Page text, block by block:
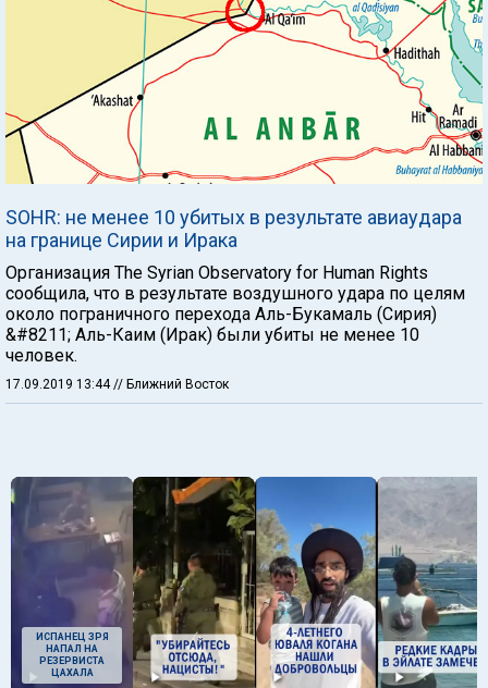
SOHR: не менее 10 убитых в результате авиаудара
на границе Сирии и Ирака
Организация The Syrian Observatory for Human Rights
сообщила, что в результате воздушного удара по целям
около пограничного перехода Аль-Букамаль (Сирия)
&#8211; Аль-Каим (Ирак) были убиты не менее 10
человек.
17.09.2019 13:44 // Ближний Восток
ИСПАНЕЦ ЗРЯ
НАПАЛ НА
РЕЗЕРВИСТА
ЦАХАЛА